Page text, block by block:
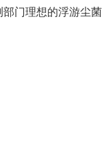
门理想的浮游尘菌